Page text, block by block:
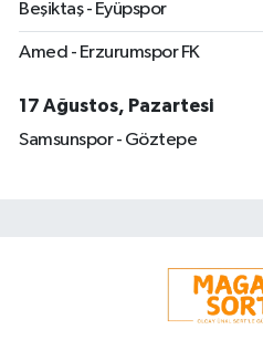
Beşiktaş - Eyüpspor
Amed - Erzurumspor FK
17 Ağustos, Pazartesi
Samsunspor - Göztepe